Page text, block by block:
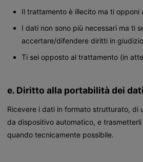
Il trattamento è illecito ma ti opponi
I dati non sono più necessari ma ti
accertare/difendere diritti in giudizio
Ti sei opposto al trattamento (in
e. Diritto alla portabilità dei
Ricevere i dati in formato strutturato, di
da dispositivo automatico, e
quando tecnicamente possibile.